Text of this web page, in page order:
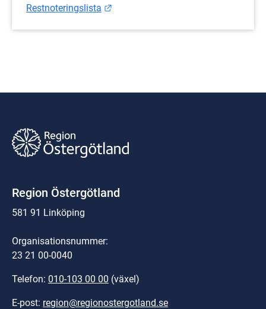
Restnoteringslista
Region Östergötland
581 91 Linköping
Organisationsnummer:
23 21 00-0040
Telefon: 010-103 00 00 (växel)
E-post: region@regionostergotland.se